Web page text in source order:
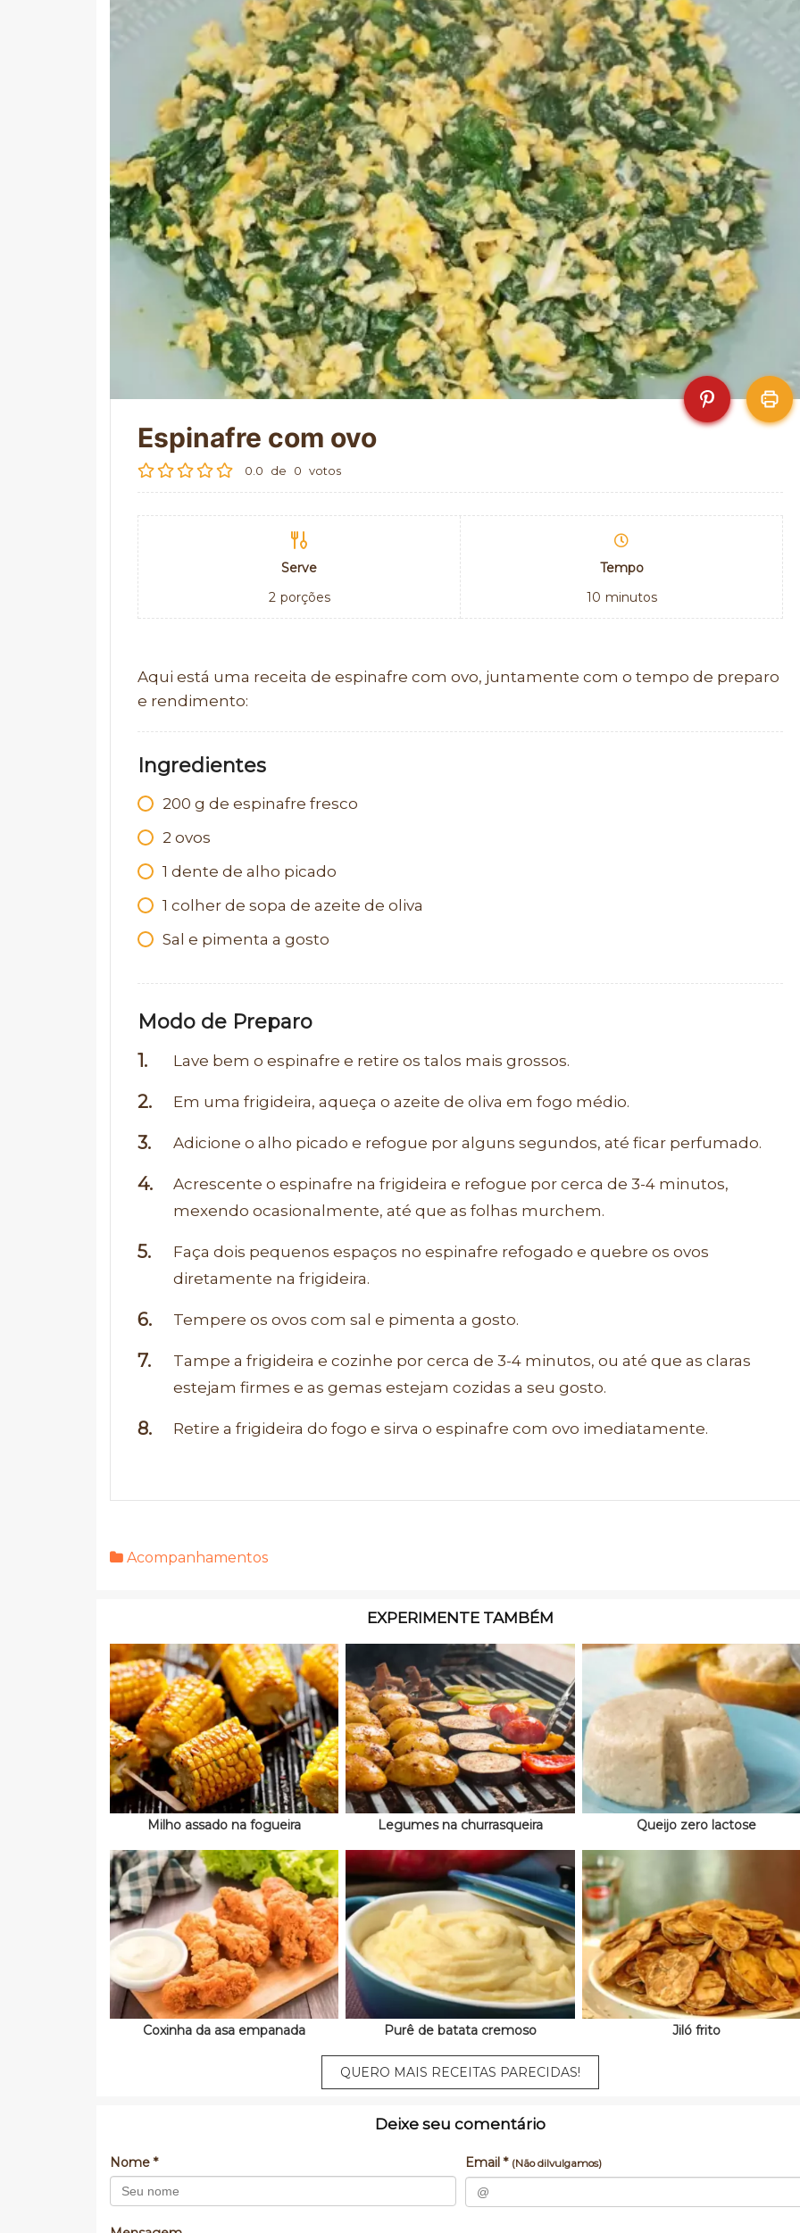
Espinafre com ovo
0.0 de 0 votos
Serve
2 porções
Tempo
10 minutos
Aqui está uma receita de espinafre com ovo, juntamente com o tempo de preparo
e rendimento:
Ingredientes
200 g de espinafre fresco
2 ovos
1 dente de alho picado
1 colher de sopa de azeite de oliva
Sal e pimenta a gosto
Modo de Preparo
Lave bem o espinafre e retire os talos mais grossos.
Em uma frigideira, aqueça o azeite de oliva em fogo médio.
Adicione o alho picado e refogue por alguns segundos, até ficar perfumado.
Acrescente o espinafre na frigideira e refogue por cerca de 3-4 minutos,
mexendo ocasionalmente, até que as folhas murchem.
Faça dois pequenos espaços no espinafre refogado e quebre os ovos
diretamente na frigideira.
Tempere os ovos com sal e pimenta a gosto.
Tampe a frigideira e cozinhe por cerca de 3-4 minutos, ou até que as claras
estejam firmes e as gemas estejam cozidas a seu gosto.
Retire a frigideira do fogo e sirva o espinafre com ovo imediatamente.
Acompanhamentos
EXPERIMENTE TAMBÉM
Milho assado na fogueira Legumes na churrasqueira Queijo zero lactose
Coxinha da asa empanada Purê de batata cremoso Jiló frito
QUERO MAIS RECEITAS PARECIDAS!
Deixe seu comentário
Nome * Email * (Não dilvulgamos)